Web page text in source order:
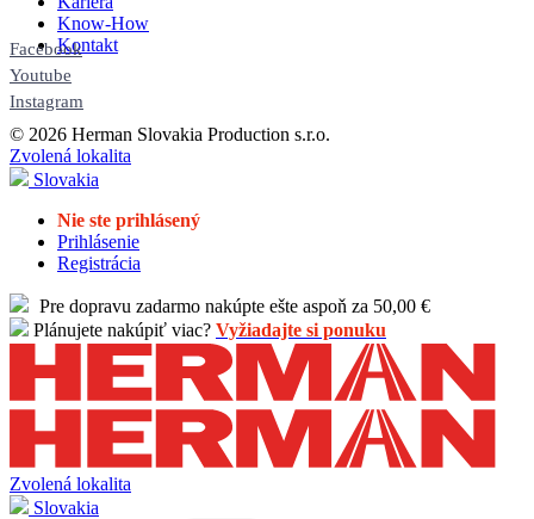
Know-How
Kontakt
Facebook
Youtube
Instagram
© 2026 Herman Slovakia Production s.r.o.
Zvolená lokalita
Slovakia
Nie ste prihlásený
Prihlásenie
Registrácia
Pre dopravu zadarmo nakúpte ešte aspoň za 50,00 €
Plánujete nakúpiť viac? Vyžiadajte si ponuku
Zvolená lokalita
Slovakia